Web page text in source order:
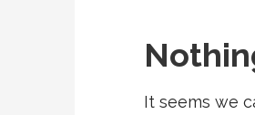
It seems we